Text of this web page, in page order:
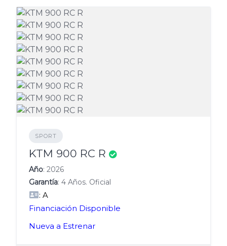
SPORT
KTM 900 RC R
Año: 2026
Garantía: 4 Años. Oficial
: A
Financiación Disponible
Nueva a Estrenar